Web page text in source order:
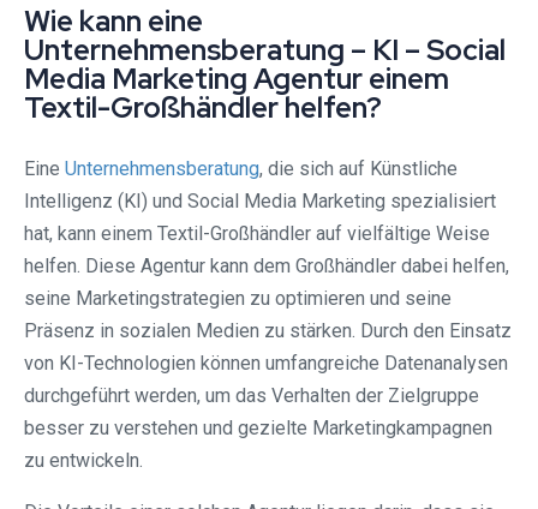
Wie kann eine
Unternehmensberatung – KI – Social
Media Marketing Agentur einem
Textil-Großhändler helfen?
Eine Unternehmensberatung, die sich auf Künstliche
Intelligenz (KI) und Social Media Marketing spezialisiert
hat, kann einem Textil-Großhändler auf vielfältige Weise
helfen. Diese Agentur kann dem Großhändler dabei helfen,
seine Marketingstrategien zu optimieren und seine
Präsenz in sozialen Medien zu stärken. Durch den Einsatz
von KI-Technologien können umfangreiche Datenanalysen
durchgeführt werden, um das Verhalten der Zielgruppe
besser zu verstehen und gezielte Marketingkampagnen
zu entwickeln.